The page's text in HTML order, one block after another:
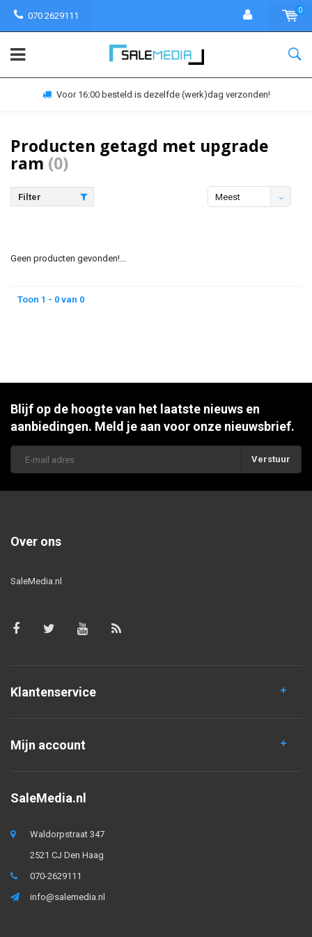
070 2629111
0
Voor 16:00 besteld is dezelfde (werk)dag verzonden!
Producten getagd met upgrade
ram (0)
Filter
Meest
Geen producten gevonden!...
Toon 1 - 0 van 0
Blijf op de hoogte van het laatste nieuws en
aanbiedingen. Meld je aan voor onze nieuwsbrief.
Verstuur
Over ons
SaleMedia.nl
Klantenservice
Mijn account
SaleMedia.nl
Waldorpstraat 347
2521 CJ Den Haag
070-2629111
info@salemedia.nl